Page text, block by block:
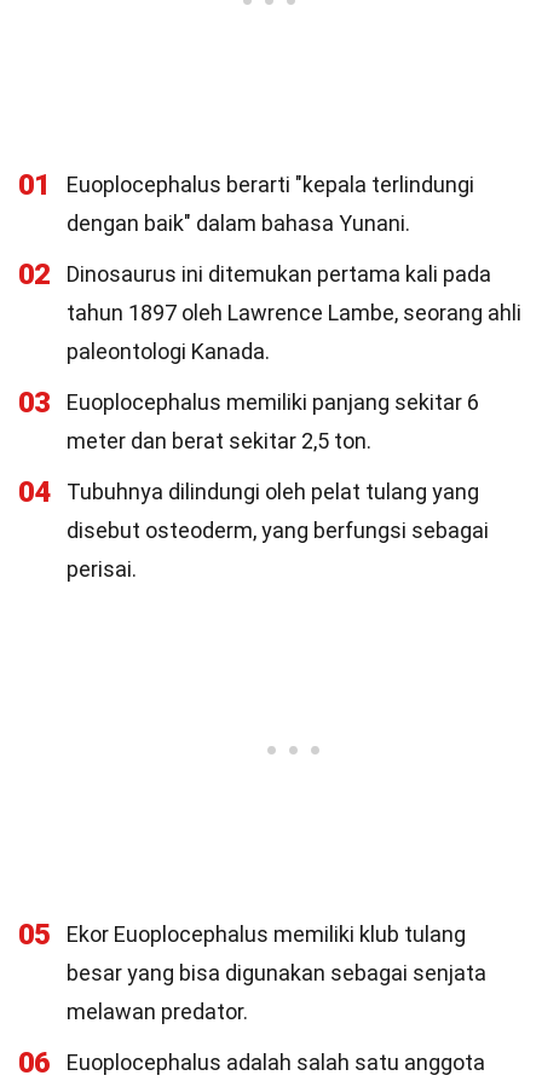
01
Euoplocephalus berarti "kepala terlindungi
dengan baik" dalam bahasa Yunani.
02
Dinosaurus ini ditemukan pertama kali pada
tahun 1897 oleh Lawrence Lambe, seorang ahli
paleontologi Kanada.
03
Euoplocephalus memiliki panjang sekitar 6
meter dan berat sekitar 2,5 ton.
04
Tubuhnya dilindungi oleh pelat tulang yang
disebut osteoderm, yang berfungsi sebagai
perisai.
05
Ekor Euoplocephalus memiliki klub tulang
besar yang bisa digunakan sebagai senjata
melawan predator.
06
Euoplocephalus adalah salah satu anggota